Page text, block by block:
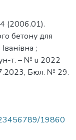
(2006.01).
бетону для
;
т. – № u 2022
Бюл. № 29.
19860